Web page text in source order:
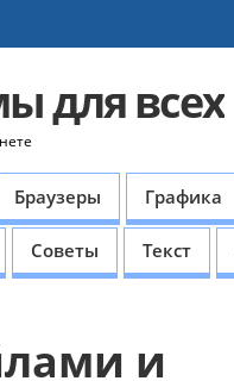
для всех
Браузеры Графика
Советы Текст
и